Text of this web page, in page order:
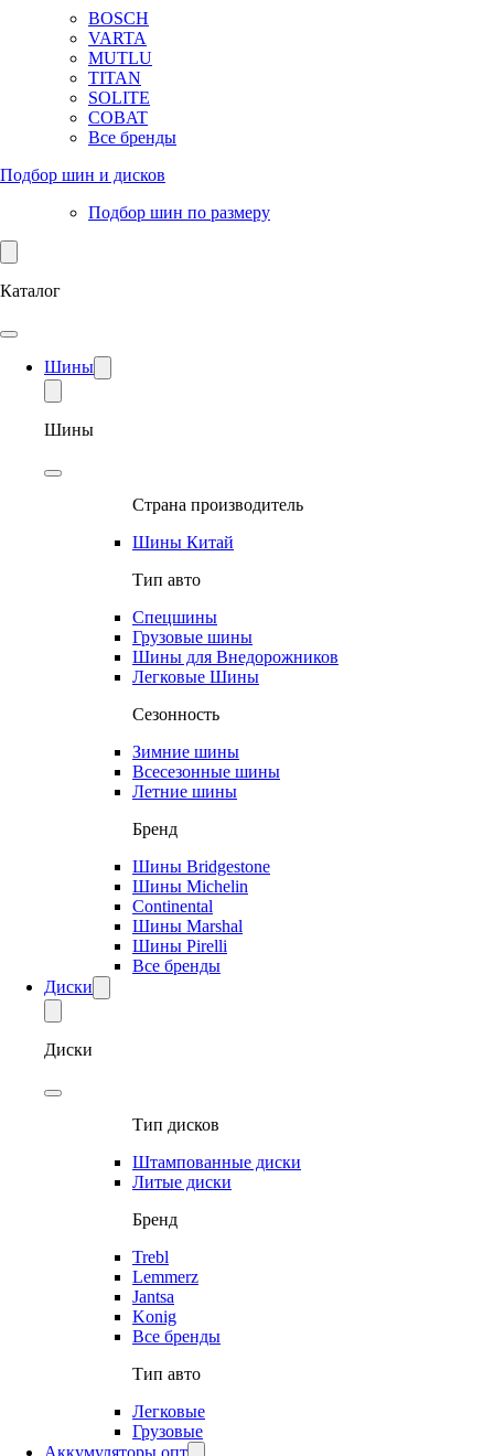
BOSCH
VARTA
MUTLU
TITAN
SOLITE
COBAT
Все бренды
Подбор шин и дисков
Подбор шин по размеру
Каталог
Шины
Шины
Страна производитель
Шины Китай
Тип авто
Спецшины
Грузовые шины
Шины для Внедорожников
Легковые Шины
Сезонность
Зимние шины
Всесезонные шины
Летние шины
Бренд
Шины Bridgestone
Шины Michelin
Continental
Шины Marshal
Шины Pirelli
Все бренды
Диски
Диски
Тип дисков
Штампованные диски
Литые диски
Бренд
Trebl
Lemmerz
Jantsa
Konig
Все бренды
Тип авто
Легковые
Грузовые
Аккумуляторы опт